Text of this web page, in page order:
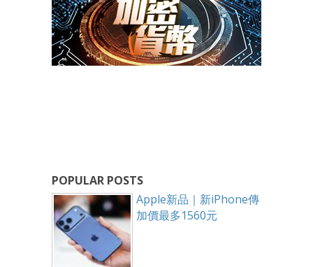
POPULAR POSTS
Apple新品｜新iPhone傳
加價最多1560元